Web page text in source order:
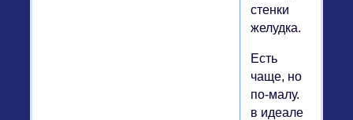
стенки
желудка.
Есть
чаще, но
по-малу.
в идеале